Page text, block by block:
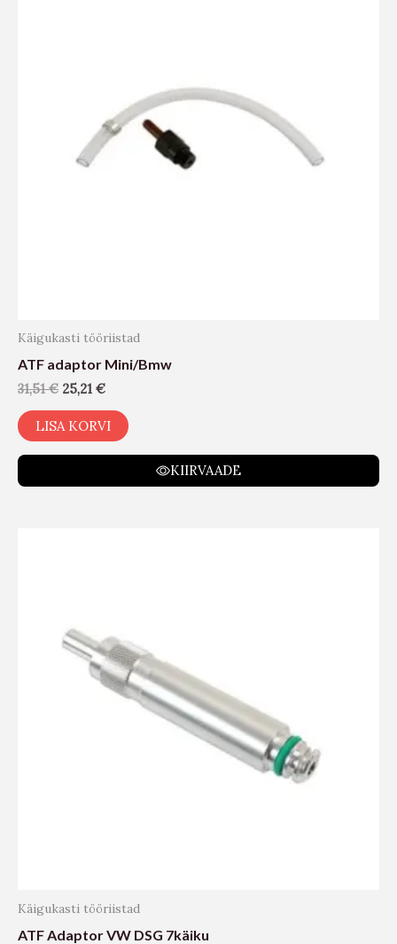
Käigukasti tööriistad
ATF adaptor Mini/Bmw
31,51€ 25,21 €
LISA KORVI
KIIRVAADE
Käigukasti tööriistad
ATF Adaptor VW DSG 7käiku